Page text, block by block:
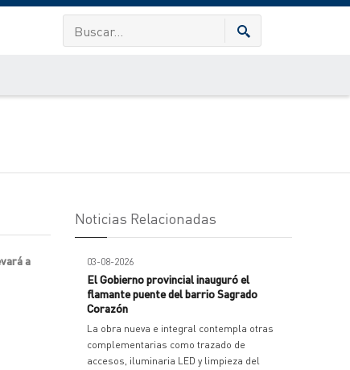
a
Noticias Relacionadas
03-08-2026
El Gobierno provincial inauguró el
flamante puente del barrio Sagrado
Corazón
La obra nueva e integral contempla otras
complementarias como trazado de
accesos, iluminaria LED y limpieza del